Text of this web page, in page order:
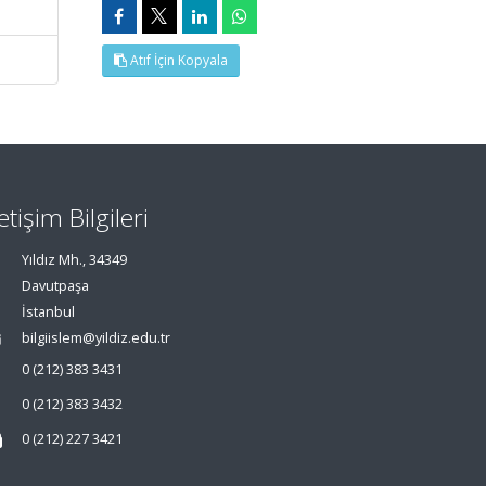
Atıf İçin Kopyala
Bilgileri
Yıldız Mh., 34349
Davutpaşa
İstanbul
bilgiislem@yildiz.edu.tr
0 (212) 383 3431
0 (212) 383 3432
0 (212) 227 3421